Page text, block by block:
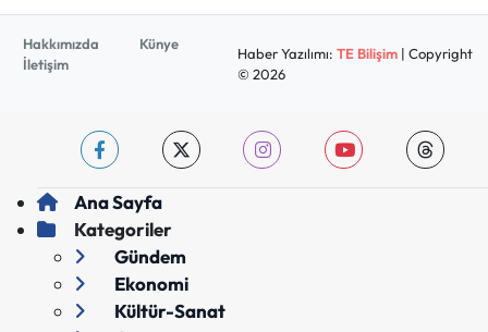
Hakkımızda
Künye
İletişim
Haber Yazılımı: TE Bilişim| Copyright
© 2026
Ana Sayfa
Kategoriler
Gündem
Ekonomi
Kültür-Sanat